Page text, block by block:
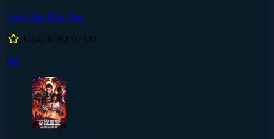
Vạn Giới Độc Tôn
0 (471/800) FHD
#5